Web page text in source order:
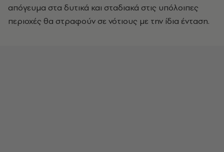
απόγευμα στα δυτικά και σταδιακά στις υπόλοιπες
περιοχές θα στραφούν σε νότιους με την ίδια ένταση.